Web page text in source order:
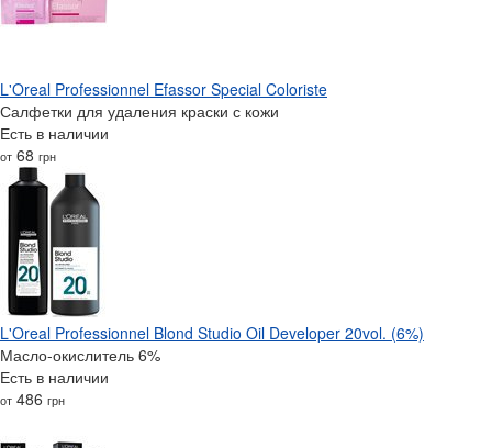
L'Oreal Professionnel Efassor Special Coloriste
Салфетки для удаления краски с кожи
Есть в наличии
от 68 грн
L'Oreal Professionnel Blond Studio Oil Developer 20vol. (6%)
Масло-окислитель 6%
Есть в наличии
от 486 грн